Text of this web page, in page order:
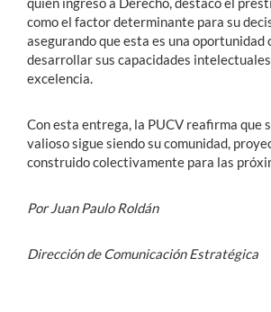
como el factor determinante para su
asegurando que esta es una oportunidad
desarrollar sus capacidades
excelencia.
Con esta entrega, la PUCV reafirma que
valioso sigue siendo su comunidad,
construido colectivamente para las
Por Juan Paulo Roldán
Dirección de Comunicación Estratégica